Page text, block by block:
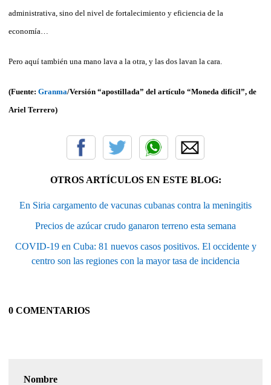
administrativa, sino del nivel de fortalecimiento y eficiencia de la
economía…
Pero aquí también una mano lava a la otra, y las dos lavan la cara.
(Fuente: Granma/Versión “apostillada” del artículo “Moneda difícil”, de
Ariel Terrero)
OTROS ARTÍCULOS EN ESTE BLOG:
En Siria cargamento de vacunas cubanas contra la meningitis
Precios de azúcar crudo ganaron terreno esta semana
COVID-19 en Cuba: 81 nuevos casos positivos. El occidente y
centro son las regiones con la mayor tasa de incidencia
0 COMENTARIOS
Nombre